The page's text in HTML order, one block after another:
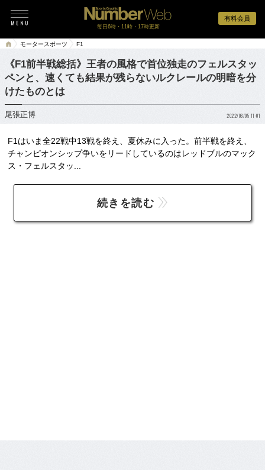
有料会員
毎日6時・11時・17時更新
モータースポーツ F1
《F1前半戦総括》王者の風格で首位独走のフェルスタッ
ペンと、速くても結果が残らないルクレールの明暗を分
けたものとは
尾張正博 2022/08/05 11:01
F1はいま全22戦中13戦を終え、夏休みに入った。前半戦を終え、
チャンピオンシップ争いをリードしているのはレッドブルのマック
ス・フェルスタッ...
続きを読む